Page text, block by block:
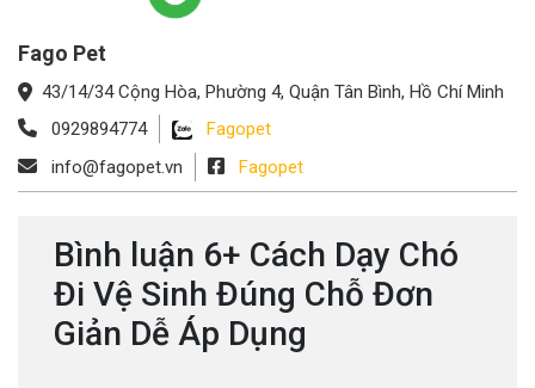
Fago Pet
43/14/34 Cộng Hòa, Phường 4, Quận Tân Bình, Hồ Chí Minh
0929894774
Fagopet
info@fagopet.vn
Fagopet
Bình luận 6+ Cách Dạy Chó
Đi Vệ Sinh Đúng Chỗ Đơn
Giản Dễ Áp Dụng